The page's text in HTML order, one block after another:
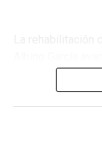
pavimentación
del
Interapas